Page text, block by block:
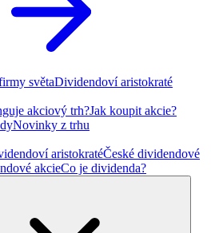
světaDividendoví aristokraté
akciový trh?Jak koupit akcie?
Novinky z trhu
aristokratéČeské dividendové
akcieCo je dividenda?